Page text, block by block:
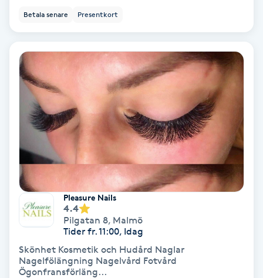
Skönhet
Slingor
Spa
Spa manikyr & pedikyr
Spa-pedikyr
Betala senare Presentkort
Pleasure Nails
4.4
Pilgatan 8, Malmö
Tider fr. 11:00, Idag
Skönhet Kosmetik och Hudård Naglar
Nagelfölängning Nagelvård Fotvård
Ögonfransförläng...